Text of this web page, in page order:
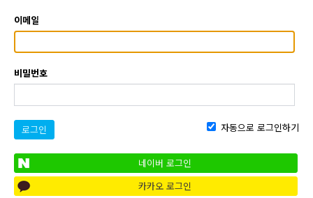
이메일
비밀번호
로그인 자동으로 로그인하기
네이버 로그인
카카오 로그인